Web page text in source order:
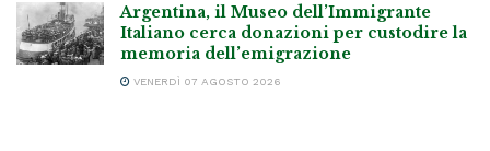
Argentina, il Museo dell’Immigrante
Italiano cerca donazioni per custodire la
memoria dell’emigrazione
VENERDÌ 07 AGOSTO 2026